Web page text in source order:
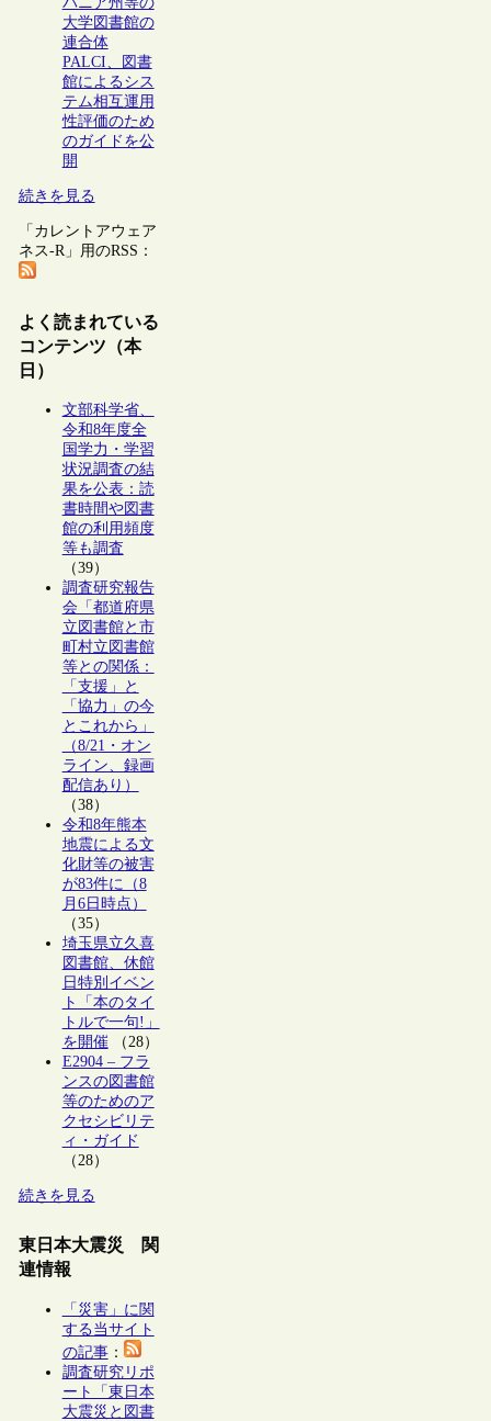
大学図書館の
連合体
PALCI、図書
館によるシス
テム相互運用
性評価のため
のガイドを公
開
続きを見る
「カレントアウェア
ネス-R」用のRSS：
よく読まれている
コンテンツ（本
日）
文部科学省、
令和8年度全
国学力・学習
状況調査の結
果を公表：読
書時間や図書
館の利用頻度
等も調査
（39）
調査研究報告
会「都道府県
立図書館と市
町村立図書館
等との関係：
「支援」と
「協力」の今
とこれから」
（8/21・オン
ライン、録画
配信あり）
（38）
令和8年熊本
地震による文
化財等の被害
が83件に（8
月6日時点）
（35）
埼玉県立久喜
図書館、休館
日特別イベン
ト「本のタイ
トルで一句!」
を開催（28）
E2904 – フラ
ンスの図書館
等のためのア
クセシビリテ
ィ・ガイド
（28）
続きを見る
東日本大震災 関
連情報
「災害」に関
する当サイト
の記事：
調査研究リポ
ート「東日本
大震災と図書